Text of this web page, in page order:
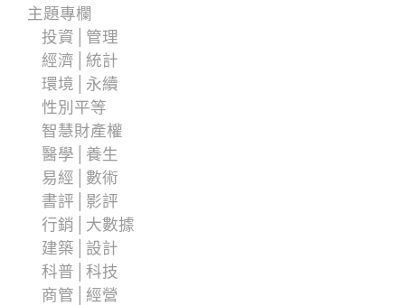
主題專欄
投資│管理
經濟│統計
環境│永續
性別平等
智慧財產權
醫學│養生
易經│數術
書評│影評
行銷│大數據
建築│設計
科普│科技
商管│經營